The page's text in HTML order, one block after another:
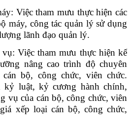
Việc tham mưu thực hiện các
máy, công tác quản lý sử dụng
lãnh đạo quản lý.
Việc tham mưu thực hiện kế
nâng cao trình độ chuyên
bộ, công chức, viên chức.
kỷ luật, kỷ cương hành chính,
vụ của cán bộ, công chức, viên
xếp loại cán bộ, công chức,